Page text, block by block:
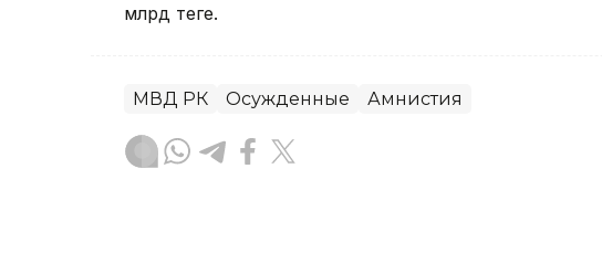
млрд теңге.
МВД РК Осужденные Амнистия